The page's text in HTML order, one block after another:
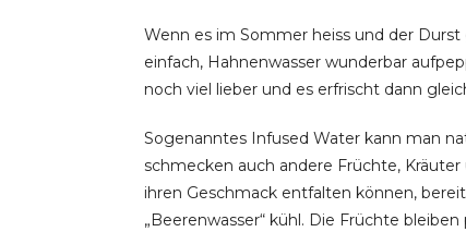
Wenn es im Sommer heiss und der
einfach, Hahnenwasser wunderbar
noch viel lieber und es erfrischt dann
Sogenanntes Infused Water kann man
schmecken auch andere Früchte,
ihren Geschmack entfalten können,
„Beerenwasser“ kühl. Die Früchte